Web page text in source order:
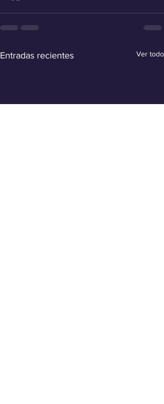
Entradas recientes Ver todo